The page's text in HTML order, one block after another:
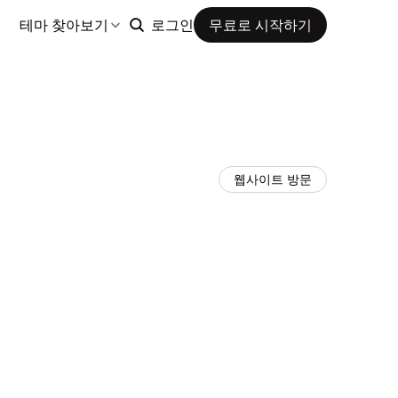
테마 찾아보기 로그인 무료로 시작하기
웹사이트 방문